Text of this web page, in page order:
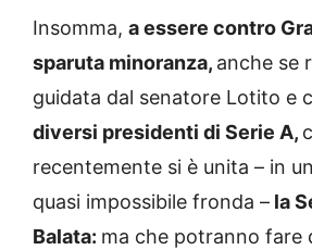
Insomma, a essere contro
sparuta minoranza, anche se
guidata dal senatore Lotito e
diversi presidenti di Serie A,
recentemente si è unita – in
quasi impossibile fronda – la
Balata: ma che potranno fare